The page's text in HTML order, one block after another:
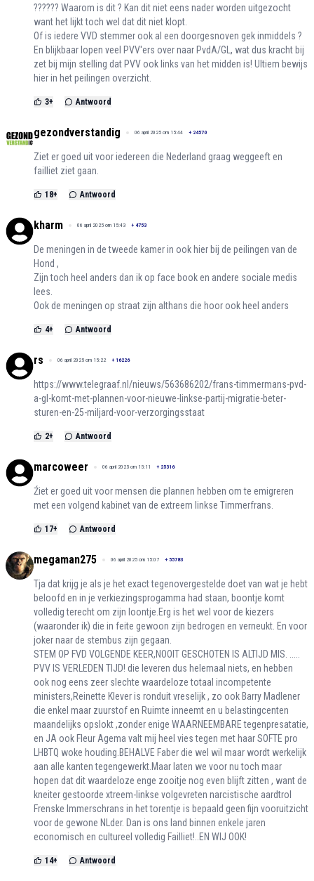
?????? Waarom is dit ? Kan dit niet eens nader worden uitgezocht
want het lijkt toch wel dat dit niet klopt.
Of is iedere VVD stemmer ook al een doorgesnoven gek inmiddels ?
En blijkbaar lopen veel PVV'ers over naar PvdA/GL, wat dus kracht bij
zet bij mijn stelling dat PVV ook links van het midden is! Ultiem bewijs
hier in het peilingen overzicht.
3+ Antwoord
gezondverstandig 06 april 2025 om 15:44 + 24570
Ziet er goed uit voor iedereen die Nederland graag weggeeft en
failliet ziet gaan.
18+ Antwoord
kharm 06 april 2025 om 15:43 + 4753
De meningen in de tweede kamer in ook hier bij de peilingen van de
Hond ,
Zijn toch heel anders dan ik op face book en andere sociale medis
lees.
Ook de meningen op straat zijn althans die hoor ook heel anders
4+ Antwoord
rs 06 april 2025 om 15:22 + 16226
https://www.telegraaf.nl/nieuws/563686202/frans-timmermans-pvd-
a-gl-komt-met-plannen-voor-nieuwe-linkse-partij-migratie-beter-
sturen-en-25-miljard-voor-verzorgingsstaat
2+ Antwoord
marcoweer 06 april 2025 om 15:11 + 25316
Źiet er goed uit voor mensen die plannen hebben om te emigreren
met een volgend kabinet van de extreem linkse Timmerfrans.
17+ Antwoord
megaman275 06 april 2025 om 15:07 + 55783
Tja dat krijg je als je het exact tegenovergestelde doet van wat je hebt
beloofd en in je verkiezingsprogamma had staan, boontje komt
volledig terecht om zijn loontje.Erg is het wel voor de kiezers
(waaronder ik) die in feite gewoon zijn bedrogen en verneukt. En voor
joker naar de stembus zijn gegaan.
STEM OP FVD VOLGENDE KEER,NOOIT GESCHOTEN IS ALTIJD MIS. .....
PVV IS VERLEDEN TIJD! die leveren dus helemaal niets, en hebben
ook nog eens zeer slechte waardeloze totaal incompetente
ministers,Reinette Klever is ronduit vreselijk , zo ook Barry Madlener
die enkel maar zuurstof en Ruimte inneemt en u belastingcenten
maandelijks opslokt ,zonder enige WAARNEEMBARE tegenpresatatie,
en JA ook Fleur Agema valt mij heel vies tegen met haar SOFTE pro
LHBTQ woke houding.BEHALVE Faber die wel wil maar wordt werkelijk
aan alle kanten tegengewerkt.Maar laten we voor nu toch maar
hopen dat dit waardeloze enge zooitje nog even blijft zitten , want de
kneiter gestoorde xtreem-linkse volgevreten narcistische aardtrol
Frenske Immerschrans in het torentje is bepaald geen fijn vooruitzicht
voor de gewone NLder. Dan is ons land binnen enkele jaren
economisch en cultureel volledig Failliet!..EN WIJ OOK!
14+ Antwoord